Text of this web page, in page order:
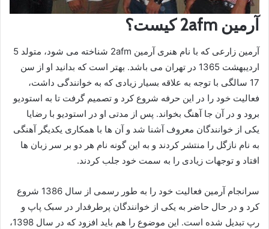
آرمین 2afm کیست؟
آرمین زارعی که با نام هنری آرمین 2afm شناخته می شود، متولد 5
اردیبهشت 1365 در تهران می باشد. بهتر است که بدانید او از سن
17 سالگی با توجه به علاقه بسیار زیادی که به خوانندگی داشت،
فعالیت خود را در این حرفه شروع کرد و تصمیم گرفت تا به استودیو
برود و در آن جا آهنگ بخواند. پس از مدتی او در استودیو با رضایا
یکی از خوانندگان معروف آشنا شد و آن ها با همکاری یکدیگر آهنگی
به نام نازگل را منتشر کردند و به این گونه نام هر دو بر سر زبان ها
افتاد و توجهات زیادی را به سمت خود جلب کردند.
سرانجام آرمین فعالیت خود را به طور رسمی از سال 1386 شروع
کرد و در حال حاضر به یکی از خوانندگان پرطرفدار در سبک پاپ و
رپ تبدیل شده است. این موضوع را هم باید افزود که در سال 1398،